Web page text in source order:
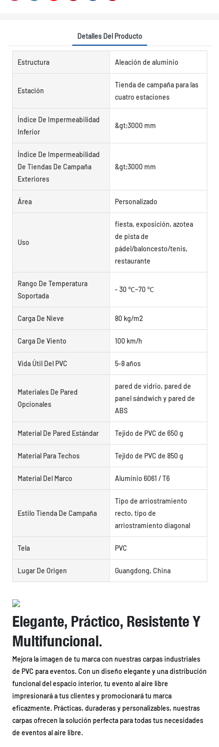
Detalles Del Producto
Estructura Aleación de aluminio
Estación
Tienda de campaña para las
cuatro estaciones
Índice De Impermeabilidad
Inferior
&gt;3000 mm
Índice De Impermeabilidad
De Tiendas De Campaña
Exteriores
&gt;3000 mm
Área Personalizado
Uso
fiesta, exposición, azotea
de pista de
pádel/baloncesto/tenis,
restaurante
Rango De Temperatura
Soportada
- 30 ℃~70 ℃
Carga De Nieve 80 kg/m2
Carga De Viento 100 km/h
Vida Útil Del PVC 5-8 años
Materiales De Pared
Opcionales
pared de vidrio, pared de
panel sándwich y pared de
ABS
Material De Pared Estándar Tejido de PVC de 650 g
Material Para Techos Tejido de PVC de 850 g
Material Del Marco Aluminio 6061 / T6
Estilo Tienda De Campaña
Tipo de arriostramiento
recto, tipo de
arriostramiento diagonal
Tela PVC
Lugar De Origen Guangdong, China
Elegante, Práctico, Resistente Y
Multifuncional.
Mejora la imagen de tu marca con nuestras carpas industriales
de PVC para eventos. Con un diseño elegante y una distribución
funcional del espacio interior, tu evento al aire libre
impresionará a tus clientes y promocionará tu marca
eficazmente. Prácticas, duraderas y personalizables, nuestras
carpas ofrecen la solución perfecta para todas tus necesidades
de eventos al aire libre.